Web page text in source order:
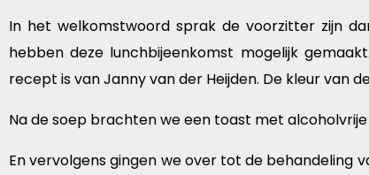
In het welkomstwoord sprak de voorzitter zijn
hebben deze lunchbijeenkomst mogelijk
recept is van Janny van der Heijden. De kleur van
Na de soep brachten we een toast met
En vervolgens gingen we over tot de behandeling